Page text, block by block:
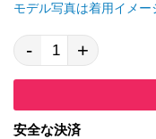
モデル写真は着用イメー
- +
安全な決済